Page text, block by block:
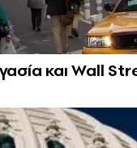
και Wall